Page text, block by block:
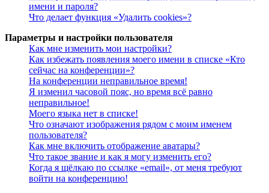
имени и пароля?
Что делает функция «Удалить cookies»?
Параметры и настройки пользователя
Как мне изменить мои настройки?
Как избежать появления моего имени в списке «Кто
сейчас на конференции»?
На конференции неправильное время!
Я изменил часовой пояс, но время всё равно
неправильное!
Моего языка нет в списке!
Что означают изображения рядом с моим именем
пользователя?
Как мне включить отображение аватары?
Что такое звание и как я могу изменить его?
Когда я щёлкаю по ссылке «email», от меня требуют
войти на конференцию!